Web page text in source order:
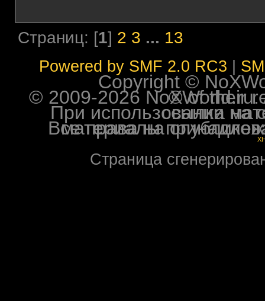
Страниц: [1] 2 3 ... 13
Powered by SMF 2.0 RC3
Copyright ©
© 2009-2026 NoXWorld.ru. All
При использовании
Все права на опубликованные на форуме
Страница